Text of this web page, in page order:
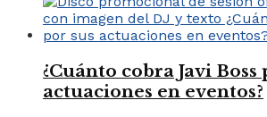
¿Cuánto cobra Javi Boss
actuaciones en eventos?